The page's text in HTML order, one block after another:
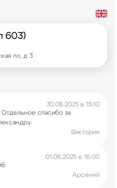
603)
пл, д 3
30.08.2025 в 15:10
спасибо за
Виктория
01.08.2025 в 16:00
Арсений